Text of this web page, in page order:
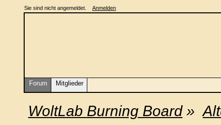
Sie sind nicht angemeldet. Anmelden
Forum Mitglieder
WoltLab Burning Board»